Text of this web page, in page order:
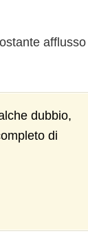
afflusso
dubbio,
di